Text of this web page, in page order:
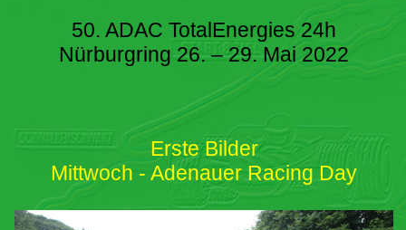
50. ADAC TotalEnergies 24h
Nürburgring 26. – 29. Mai 2022
Erste Bilder
Mittwoch - Adenauer Racing Day